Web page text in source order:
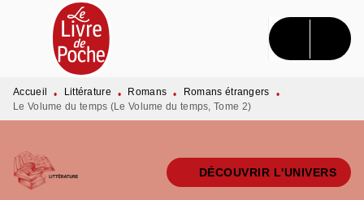
MENU RECHERCHE CONTENU
PIED DE PAGE
Accueil • Littérature • Romans • Romans étrangers
•
Le Volume du temps (Le Volume du temps, Tome 2)
DÉCOUVRIR L'UNIVERS